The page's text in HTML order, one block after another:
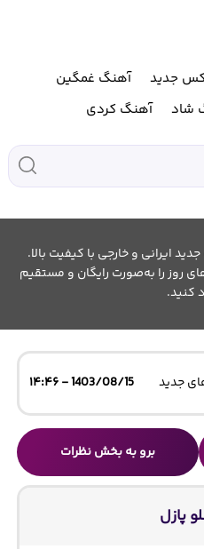
جدید
آهنگ غمگین
شاد آهنگ کردی
ایرانی و خارجی با کیفیت بالا.
روز را به‌صورت رایگان و مستقیم
کنید.
جدید 1403/08/15 - ۱۴:۴۶
برو به بخش نظرات
پازل